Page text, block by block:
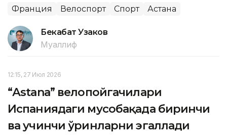
Франция Велоспорт Спорт Астана
Бекабат Узаков
Муаллиф
12:15, 27 Июл 2026
“Аstana” велопойгачилари
Испаниядаги мусобақада биринчи
ва учинчи ўринларни эгаллади